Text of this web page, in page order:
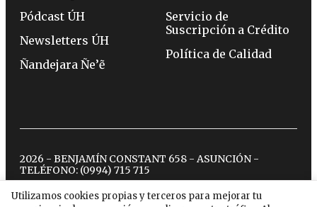
Utilizamos cookies propias y terceros para mejorar tu
Pódcast ÚH
Newsletters ÚH
Ñandejara Ñe’ẽ
Servicio de
Suscripción a Crédito
Política de Calidad
2026 - BENJAMÍN CONSTANT 658 - ASUNCIÓN -
TELÉFONO: (0994) 715 715